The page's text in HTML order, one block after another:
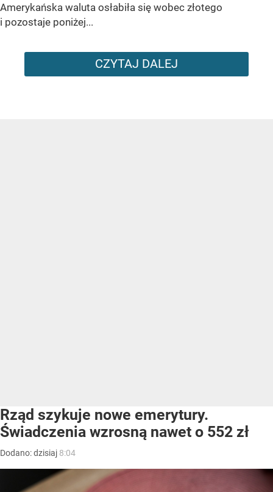
Amerykańska waluta osłabiła się wobec złotego
i pozostaje poniżej...
CZYTAJ DALEJ
Rząd szykuje nowe emerytury.
Świadczenia wzrosną nawet o 552 zł
Dodano:dzisiaj 8:04